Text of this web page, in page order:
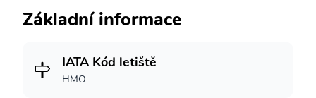
Základní informace
IATA Kód letiště
HMO